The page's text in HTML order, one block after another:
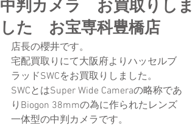
中判カメラ お買取りしま
した お宝専科豊橋店
店長の櫻井です。
宅配買取りにて大阪府よりハッセルブ
ラッドSWCをお買取りしました。
SWCとはSuper Wide Cameraの略称であ
りBiogon 38mmの為に作られたレンズ
一体型の中判カメラです。